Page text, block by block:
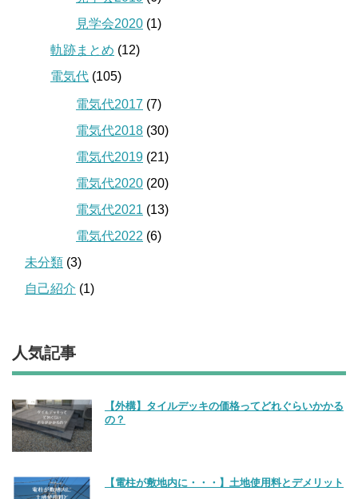
見学会2020 (1)
軌跡まとめ (12)
電気代 (105)
電気代2017 (7)
電気代2018 (30)
電気代2019 (21)
電気代2020 (20)
電気代2021 (13)
電気代2022 (6)
未分類 (3)
自己紹介 (1)
人気記事
【外構】タイルデッキの価格ってどれぐらいかかる
の？
【電柱が敷地内に・・・】土地使用料とデメリット